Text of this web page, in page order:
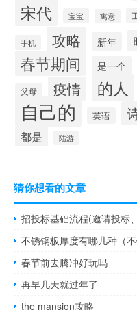
宋代 宝宝 寓意
手机 攻略 新年
春节期间 是一个
父母 疫情 的人
自己的 英语
都是 陆游
猜你想看的文章
招投标基础流程(邀请投标
不锈钢板厚度有哪几种（不
春节前去腾冲好玩吗
再早几天就过年了
the mansion攻略